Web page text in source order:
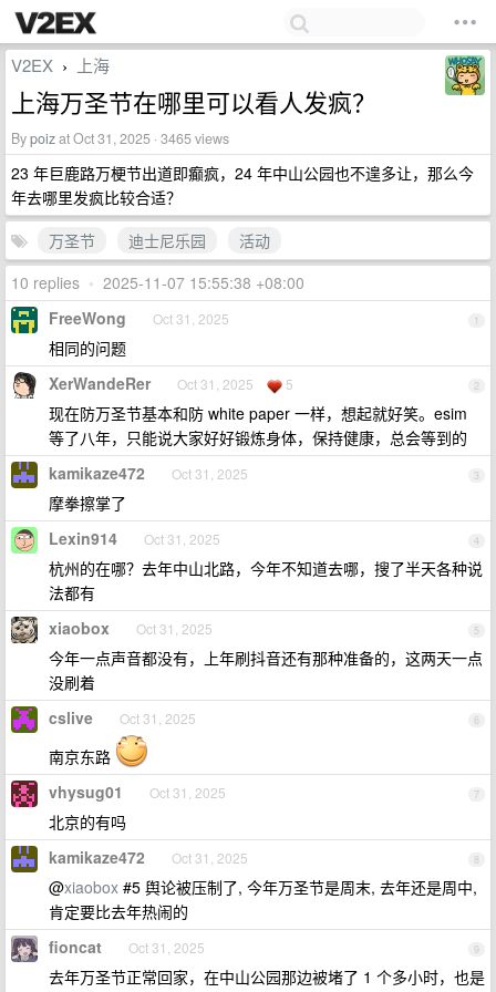
V2EX › 上海
上海万圣节在哪里可以看人发疯？
Bypoizat Oct 31, 2025 · 3465 views
23 年巨鹿路万梗节出道即癫疯，24 年中山公园也不遑多让，那么今
年去哪里发疯比较合适？
万圣节
迪士尼乐园
活动
10 replies • 2025-11-07 15:55:38 +08:00
1
FreeWong Oct 31, 2025
相同的问题
2
XerWandeRer Oct 31, 2025 5
现在防万圣节基本和防 white paper 一样，想起就好笑。esim
等了八年，只能说大家好好锻炼身体，保持健康，总会等到的
3
kamikaze472 Oct 31, 2025
摩拳擦掌了
4
Lexin914 Oct 31, 2025
杭州的在哪？去年中山北路，今年不知道去哪，搜了半天各种说
法都有
5
xiaobox Oct 31, 2025
今年一点声音都没有，上年刷抖音还有那种准备的，这两天一点
没刷着
6
cslive Oct 31, 2025
南京东路
7
vhysug01 Oct 31, 2025
北京的有吗
8
kamikaze472 Oct 31, 2025
@xiaobox #5 舆论被压制了, 今年万圣节是周末, 去年还是周中,
肯定要比去年热闹的
9
fioncat Oct 31, 2025
去年万圣节正常回家，在中山公园那边被堵了 1 个多小时，也是